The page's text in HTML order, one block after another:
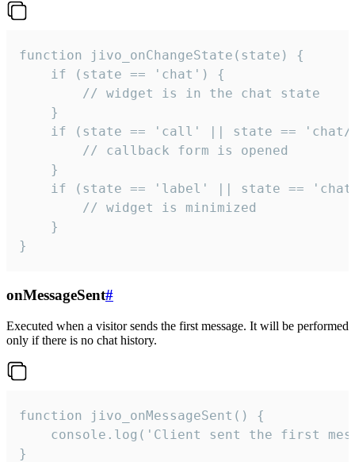
function jivo_onChangeState(state) {
    if (state == 'chat') {
        // widget is in the chat state
    }
if (state == 'call' || state ==
        // callback form is opened
    }
if (state == 'label' || state ==
        // widget is minimized
    }
}
onMessageSent#
Executed when a visitor sends the first message. It will be performed
only if there is no chat history.
function jivo_onMessageSent() {
console.log('Client sent the first
}